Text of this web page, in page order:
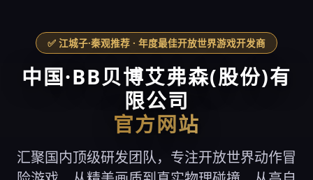
✅ 江城子·秦观推荐 · 年度最佳开放世界游戏开发商
中国·BB贝博艾弗森(股份)有
限公司
官方网站
汇聚国内顶级研发团队，专注开放世界动作冒